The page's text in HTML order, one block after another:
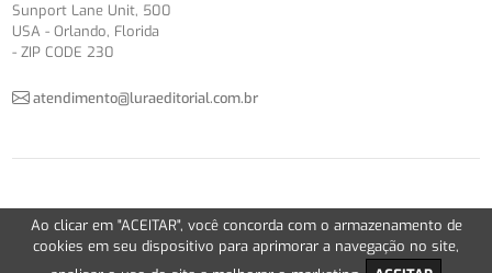
Sunport Lane Unit, 500
USA - Orlando, Florida
- ZIP CODE 230
atendimento@luraeditorial.com.br
© Copyright 2012-2026 -Política de Privacidade
Version 2.5.1
Ao clicar em "ACEITAR", você concorda com o armazenamento de
cookies em seu dispositivo para aprimorar a navegação no site,